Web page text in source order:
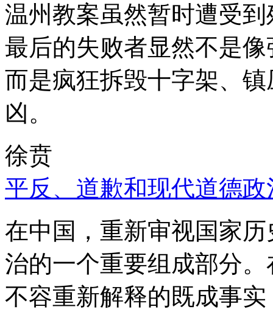
温州教案虽然暂时遭受
最后的失败者显然不是
而是疯狂拆毁十字架、
凶。
徐贲
平反、道歉和现代道德政
在中国，重新审视国家
治的一个重要组成部分
不容重新解释的既成事